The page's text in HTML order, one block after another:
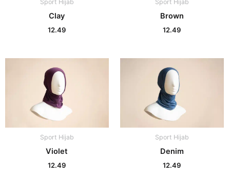
Sport Hijab
Clay
12.49
Sport Hijab
Brown
12.49
Sport Hijab
Violet
12.49
Sport Hijab
Denim
12.49